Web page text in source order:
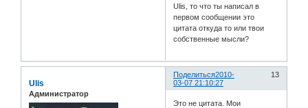
Ulis, то что ты написал в
первом сообщении это
цитата откуда то или твои
собственные мысли?
Поделиться 13
2010-
03-07 21:10:27
Ulis
Администратор
Это не цитата. Мои